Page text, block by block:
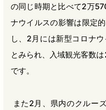
の同じ時期と比べて2万
ナウイルスの影響は限定
し、2月には新型コロナ
とみられ、入域観光客数
です。
また2月、県内のクルー